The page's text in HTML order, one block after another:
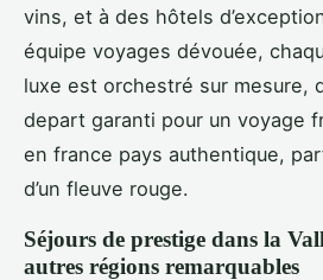
vins, et à des hôtels
équipe voyages dévouée,
luxe est orchestré sur mesure,
depart garanti pour un voyage
en france pays authentique,
d’un fleuve rouge.
Séjours de prestige dans la
autres régions remarquables